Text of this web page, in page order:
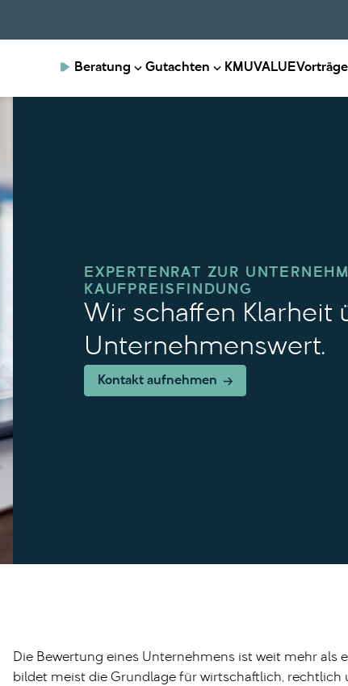
Beratung Gutachten KMUVALUEVorträge
EXPERTENRAT ZUR
KAUFPREISFINDUNG
Wir schaffen Klarheit
Unternehmenswert.
Kontakt aufnehmen
Die Bewertung eines Unternehmens ist weit mehr als
bildet meist die Grundlage für wirtschaftlich, rechtlich